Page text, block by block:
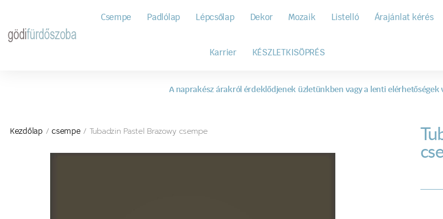
Csempe Padlólap Lépcsőlap Dekor Mozaik Listelló Árajánlat kérés
Karrier KÉSZLETKISÖPRÉS
A naprakész árakról érdeklődjenek üzletünkben vagy a lenti elérhetőségek
Kezdőlap /csempe/ Tubadzin Pastel Brazowy csempe